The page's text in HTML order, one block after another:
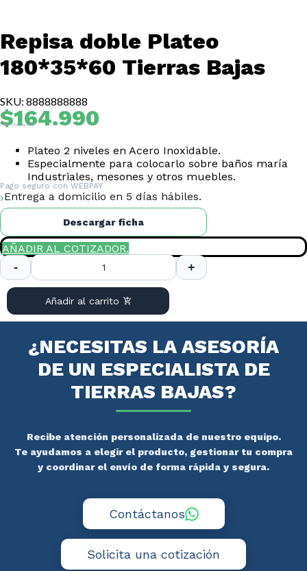
Repisa doble Plateo
180*35*60 Tierras Bajas
SKU: 8888888888
$164.990
IVA Incluido
Plateo 2 niveles en Acero Inoxidable.
Especialmente para colocarlo sobre baños maría
Industriales, mesones y otros muebles.
Pago seguro con WEBPAY
Entrega a domicilio en 5 días hábiles.
Descargar ficha
AÑADIR AL COTIZADOR.
Repisa
doble
180*35*60
Tierras
cantidad
Añadir al carrito
¿NECESITAS LA ASESORÍA
DE UN ESPECIALISTA DE
TIERRAS BAJAS?
Recibe atención personalizada de nuestro equipo.
Te ayudamos a elegir el producto, gestionar tu compra
y coordinar el envío de forma rápida y segura.
Contáctanos
Solicita una cotización